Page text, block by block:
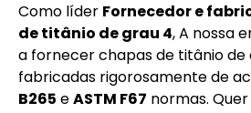
Como líder Fornecedor e
de titânio de grau 4, A nossa
a fornecer chapas de titânio de
fabricadas rigorosamente de
B265 eASTM F67 normas.